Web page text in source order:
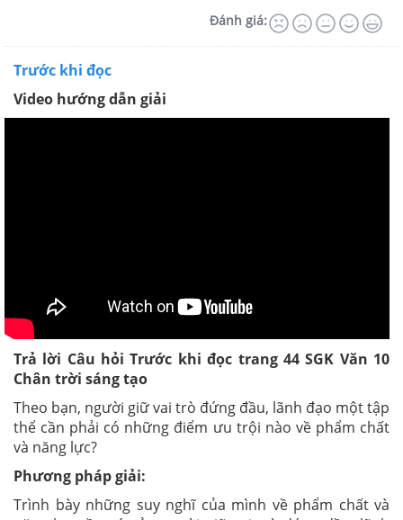
Đánh giá:
Trước khi đọc
Video hướng dẫn giải
Trả lời Câu hỏi Trước khi đọc trang 44 SGK Văn 10
Chân trời sáng tạo
Theo bạn, người giữ vai trò đứng đầu, lãnh đạo một tập
thể cần phải có những điểm ưu trội nào về phẩm chất
và năng lực?
Phương pháp giải:
Trình bày những suy nghĩ của mình về phẩm chất và